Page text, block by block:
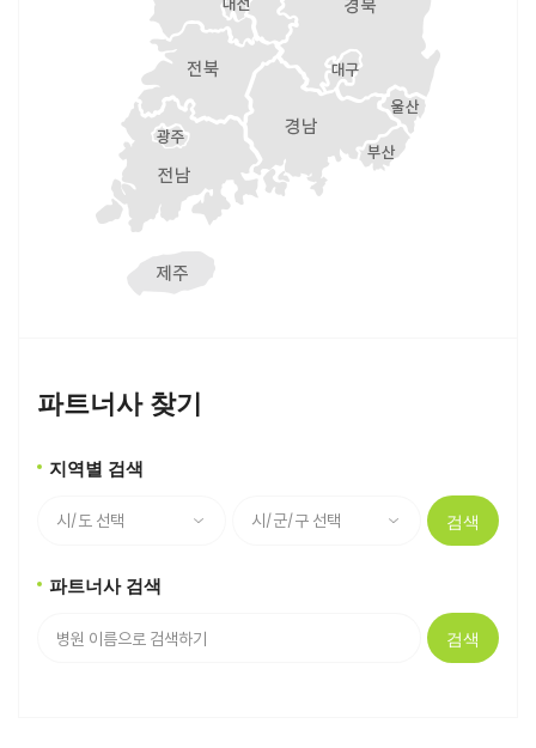
파트너사 찾기
지역별 검색
검색
파트너사 검색
검색